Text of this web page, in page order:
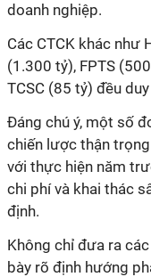
doanh nghiệp.
Các CTCK khác như
(1.300 tỷ), FPTS
TCSC (85 tỷ) đều
Đáng chú ý, một số
chiến lược thận
với thực hiện năm
chi phí và khai thác
định.
Không chỉ đưa ra
bày rõ định hướng